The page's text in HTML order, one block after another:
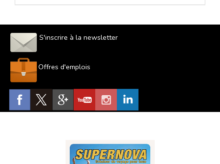
S'inscrire à la newsletter
Offres d'emplois